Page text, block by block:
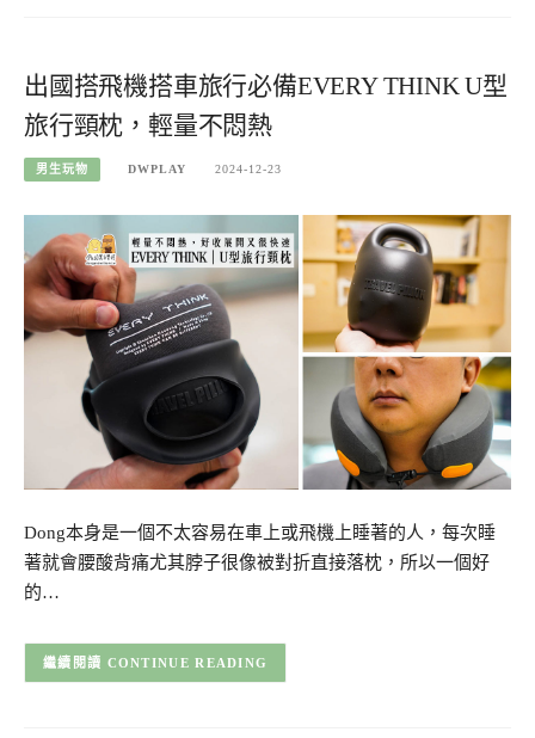
出國搭飛機搭車旅行必備EVERY THINK U型
旅行頸枕，輕量不悶熱
男生玩物 DWPLAY 2024-12-23
Dong本身是一個不太容易在車上或飛機上睡著的人，每次睡
著就會腰酸背痛尤其脖子很像被對折直接落枕，所以一個好
的…
CONTINUE READING